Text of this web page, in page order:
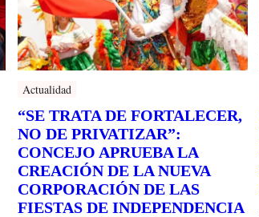
Actualidad
“SE TRATA DE FORTALECER,
NO DE PRIVATIZAR”:
CONCEJO APRUEBA LA
CREACIÓN DE LA NUEVA
CORPORACIÓN DE LAS
FIESTAS DE INDEPENDENCIA